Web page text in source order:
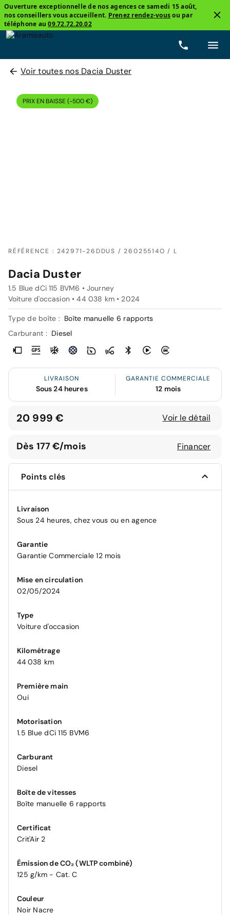
Ouverture exceptionnelle de nos agences ce samedi 15 août,
nos conseillers vous accueillent. Prenez rendez-vousou par
téléphone au09.72.72.20.02
Voir toutes nos Dacia Duster
PRIX EN BAISSE (-500 €)
RÉFÉRENCE : 242971-26DDUS / 26025514O / L
Dacia Duster
1.5 Blue dCi 115 BVM6 • Journey
Voiture d'occasion • 44 038 km • 2024
Type de boîte : Boîte manuelle 6 rapports
Carburant : Diesel
LIVRAISON
Sous 24 heures
GARANTIE COMMERCIALE
12 mois
20 999 € Voir le détail
Dès 177 €/mois Financer
Points clés
Livraison
Sous 24 heures, chez vous ou en agence
Garantie
Garantie Commerciale 12 mois
Mise en circulation
02/05/2024
Type
Voiture d'occasion
Kilométrage
44 038 km
Première main
Oui
Motorisation
1.5 Blue dCi 115 BVM6
Carburant
Diesel
Boîte de vitesses
Boîte manuelle 6 rapports
Certificat
Crit'Air 2
Émission de CO₂ (WLTP combiné)
125 g/km - Cat. C
Couleur
Noir Nacre